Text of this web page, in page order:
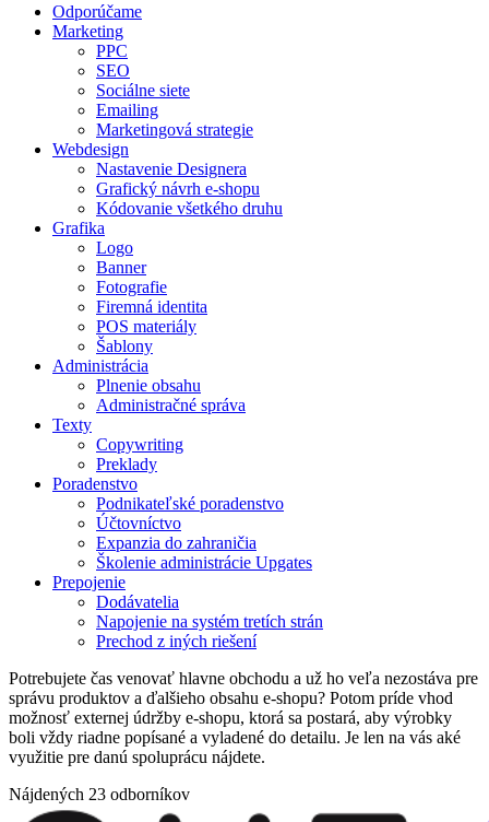
Odporúčame
Marketing
PPC
SEO
Sociálne siete
Emailing
Marketingová strategie
Webdesign
Nastavenie Designera
Grafický návrh e-shopu
Kódovanie všetkého druhu
Grafika
Logo
Banner
Fotografie
Firemná identita
POS materiály
Šablony
Administrácia
Plnenie obsahu
Administračné správa
Texty
Copywriting
Preklady
Poradenstvo
Podnikateľské poradenstvo
Účtovníctvo
Expanzia do zahraničia
Školenie administrácie Upgates
Prepojenie
Dodávatelia
Napojenie na systém tretích strán
Prechod z iných riešení
Potrebujete čas venovať hlavne obchodu a už ho veľa nezostáva pre
správu produktov a ďalšieho obsahu e-shopu? Potom príde vhod
možnosť externej údržby e-shopu, ktorá sa postará, aby výrobky
boli vždy riadne popísané a vyladené do detailu. Je len na vás aké
využitie pre danú spoluprácu nájdete.
Nájdených 23 odborníkov